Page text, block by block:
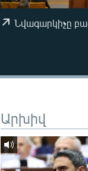
Նվագարկիչը
Արխիվ